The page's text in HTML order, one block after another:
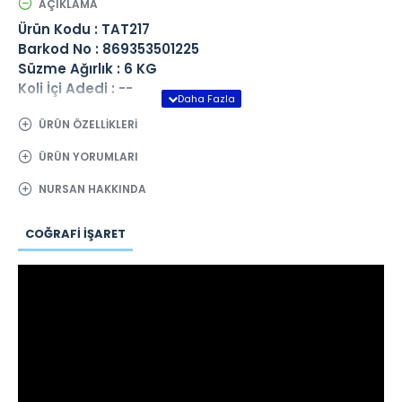
AÇIKLAMA
Ürün Kodu : TAT217
Barkod No : 869353501225
Süzme Ağırlık : 6 KG
Koli İçi Adedi : --
ÜRÜN ÖZELLIKLERI
ÜRÜN YORUMLARI
NURSAN HAKKINDA
COĞRAFI İŞARET